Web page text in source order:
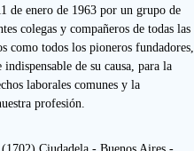
de enero de 1963 por un grupo de
colegas y compañeros de todas las
como todos los pioneros fundadores,
de su causa, para la
laborales comunes y la
profesión.